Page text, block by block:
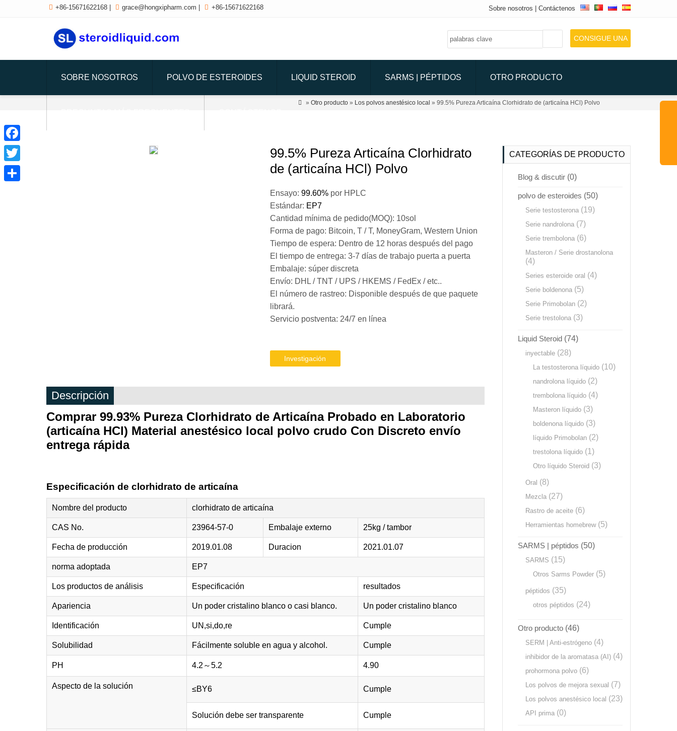
 +86-15671622168  grace@hongxipharm.com  +86-15671622168 Sobre nosotros |Contáctenos
CONSIGUE UNA
SOBRE NOSOTROS POLVO DE ESTEROIDES LIQUID STEROID SARMS | PÉPTIDOS OTRO PRODUCTO
 » Otro producto» Los polvos anestésico local » 99.5% Pureza Articaína Clorhidrato de (articaína HCl) Polvo
99.5% Pureza Articaína Clorhidrato
de (articaína HCl) Polvo
Ensayo: 99.60%por HPLC
Estándar: EP7
Cantidad mínima de pedido(MOQ): 10sol
Forma de pago: Bitcoin, T / T, MoneyGram, Western Union
Tiempo de espera: Dentro de 12 horas después del pago
El tiempo de entrega: 3-7 días de trabajo puerta a puerta
Embalaje: súper discreta
Envío: DHL / TNT / UPS / HKEMS / FedEx / etc..
El número de rastreo: Disponible después de que paquete
librará.
Servicio postventa: 24/7 en línea
Investigación
Descripción
Comprar 99.93% Pureza Clorhidrato de Articaína Probado en Laboratorio
(articaína HCl) Material anestésico local polvo crudo Con Discreto envío
entrega rápida
Especificación de clorhidrato de articaína
Nombre del producto clorhidrato de articaína
CAS No. 23964-57-0 Embalaje externo 25kg / tambor
Fecha de producción 2019.01.08 Duracion 2021.01.07
norma adoptada EP7
Los productos de análisis Especificación resultados
Apariencia Un poder cristalino blanco o casi blanco. Un poder cristalino blanco
Identificación UN,si,do,re Cumple
Solubilidad Fácilmente soluble en agua y alcohol. Cumple
PH 4.2～5.2 4.90
Aspecto de la solución ≤BY6 Cumple
Solución debe ser transparente Cumple
CATEGORÍAS DE PRODUCTO
Blog & discutir(0)
polvo de esteroides (50)
Serie testosterona(19)
Serie nandrolona(7)
Serie trembolona(6)
Masteron / Serie drostanolona
(4)
Series esteroide oral (4)
Serie boldenona(5)
Serie Primobolan(2)
Serie trestolona(3)
Liquid Steroid(74)
inyectable(28)
La testosterona líquido(10)
nandrolona líquido(2)
trembolona líquido(4)
Masteron líquido(3)
boldenona líquido(3)
líquido Primobolan(2)
trestolona líquido(1)
Otro líquido Steroid(3)
Oral (8)
Mezcla(27)
Rastro de aceite(6)
Herramientas homebrew(5)
SARMS | péptidos (50)
SARMS (15)
Otros Sarms Powder(5)
péptidos (35)
otros péptidos (24)
Otro producto(46)
SERM | Anti-estrógeno(4)
inhibidor de la aromatasa (AI)(4)
prohormona polvo(6)
Los polvos de mejora sexual (7)
Los polvos anestésico local (23)
API prima(0)
Facebook
Twitter